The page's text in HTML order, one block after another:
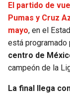
El partido de
Pumas y Cruz
mayo, en el
está programado
centro de
campeón de la
La final llega